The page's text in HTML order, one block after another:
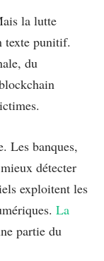
la lutte
texte punitif.
du
Les banques,
détecter
exploitent les
La
partie du